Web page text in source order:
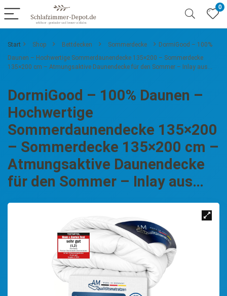
0
Start Shop Bettdecken Sommerdecke
DormiGood – 100%
Daunen – Hochwertige Sommerdaunendecke 135×200 – Sommerdecke
135×200 cm – Atmungsaktive Daunendecke für den Sommer – Inlay aus…
DormiGood – 100% Daunen –
Hochwertige
Sommerdaunendecke 135×200
– Sommerdecke 135×200 cm –
Atmungsaktive Daunendecke
für den Sommer – Inlay aus…